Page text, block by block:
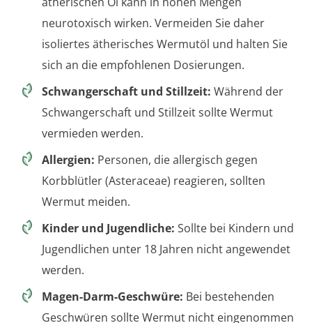
neurotoxisch wirken. Vermeiden Sie daher
isoliertes ätherisches Wermutöl und halten Sie
sich an die empfohlenen Dosierungen.
Schwangerschaft und Stillzeit: Während der
Schwangerschaft und Stillzeit sollte Wermut
vermieden werden.
Allergien: Personen, die allergisch gegen
Korbblütler (Asteraceae) reagieren, sollten
Wermut meiden.
Kinder und Jugendliche: Sollte bei Kindern und
Jugendlichen unter 18 Jahren nicht angewendet
werden.
Magen-Darm-Geschwüre: Bei bestehenden
Geschwüren sollte Wermut nicht eingenommen